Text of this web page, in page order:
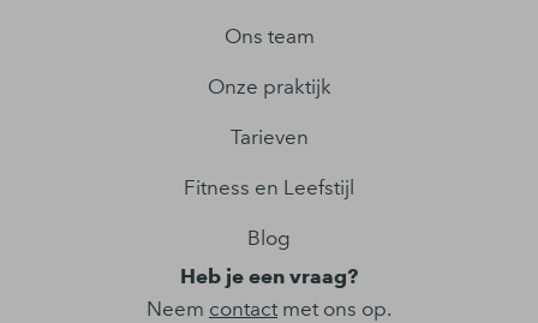
Ons team
Onze praktijk
Tarieven
Fitness en Leefstijl
Blog
Heb je een vraag?
Neem contact met ons op.